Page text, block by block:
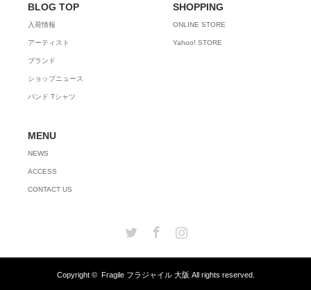
BLOG TOP
入荷情報
アーティスト
ブランド
ショップニュース
バンド Tシャツ
SHOPPING
ONLINE STORE
Yahoo! STORE
MENU
NEWS
ACCESS
CONTACT US
Twitter Facebook
Copyright © Fragile フラジャイル 大阪 All rights reserved.